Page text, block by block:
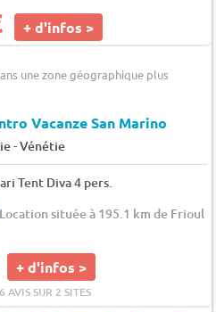
+ d'infos >
une zone géographique plus
Vacanze San Marino
-Vénétie
Tent Diva 4 pers.
Location située à 195.1 km de Frioul
+ d'infos >
AVIS SUR 2 SITES